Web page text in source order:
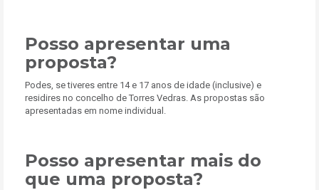
Posso apresentar uma
proposta?
Podes, se tiveres entre 14 e 17 anos de idade (inclusive) e
residires no concelho de Torres Vedras. As propostas são
apresentadas em nome individual.
Posso apresentar mais do
que uma proposta?